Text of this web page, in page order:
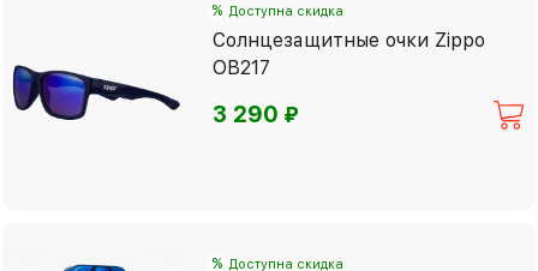
% Доступна скидка
Солнцезащитные очки Zippo
OB217
3 290⃏
% Доступна скидка